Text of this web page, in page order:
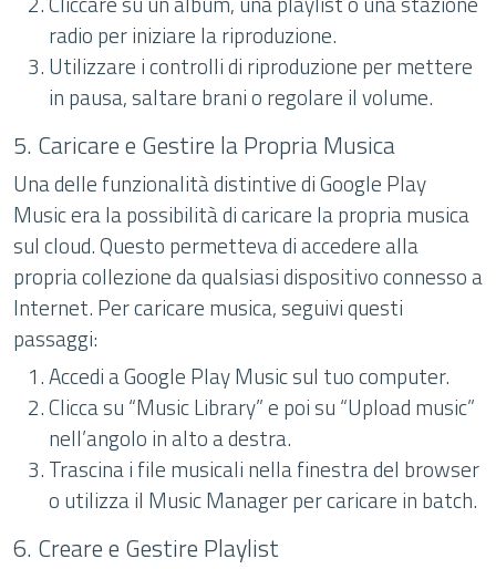
radio per iniziare la riproduzione.
Utilizzare i controlli di riproduzione per mettere
in pausa, saltare brani o regolare il volume.
5. Caricare e Gestire la Propria Musica
Una delle funzionalità distintive di Google Play
Music era la possibilità di caricare la propria musica
sul cloud. Questo permetteva di accedere alla
propria collezione da qualsiasi dispositivo connesso a
Internet. Per caricare musica, seguivi questi
passaggi:
Accedi a Google Play Music sul tuo computer.
Clicca su “Music Library” e poi su “Upload music”
nell’angolo in alto a destra.
Trascina i file musicali nella finestra del browser
o utilizza il Music Manager per caricare in batch.
6. Creare e Gestire Playlist